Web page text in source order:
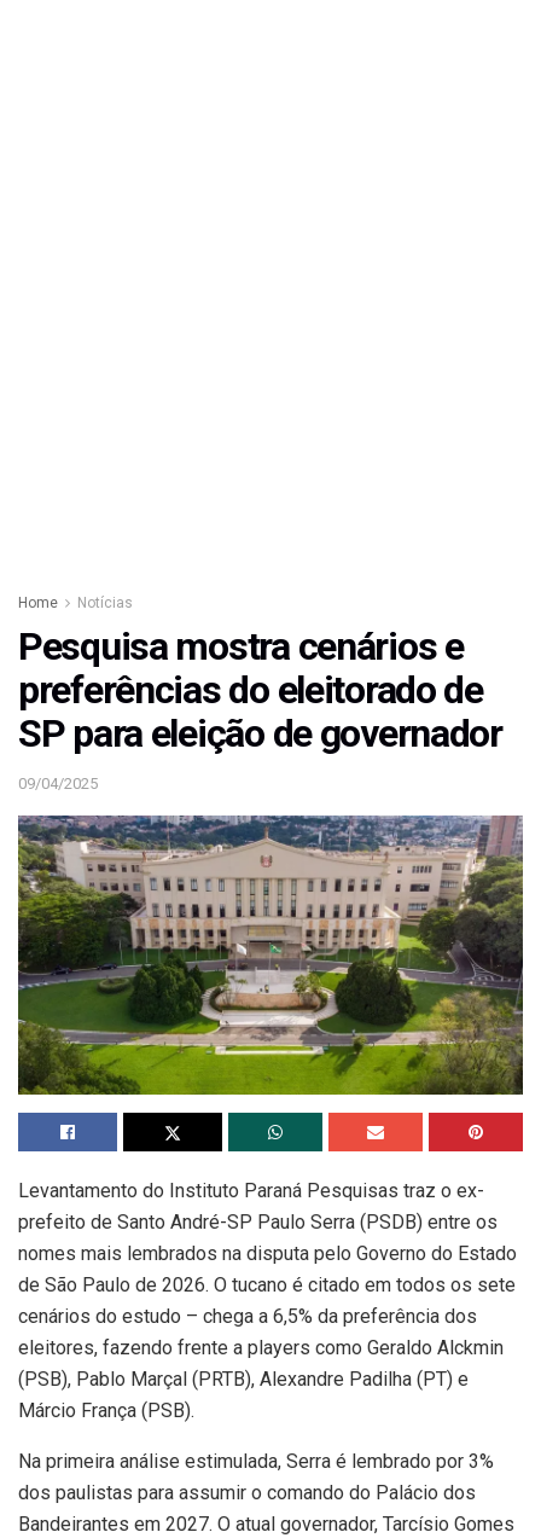
Home Notícias
Pesquisa mostra cenários e
preferências do eleitorado de
SP para eleição de governador
09/04/2025
Levantamento do Instituto Paraná Pesquisas traz o ex-
prefeito de Santo André-SP Paulo Serra (PSDB) entre os
nomes mais lembrados na disputa pelo Governo do Estado
de São Paulo de 2026. O tucano é citado em todos os sete
cenários do estudo – chega a 6,5% da preferência dos
eleitores, fazendo frente a players como Geraldo Alckmin
(PSB), Pablo Marçal (PRTB), Alexandre Padilha (PT) e
Márcio França (PSB).
Na primeira análise estimulada, Serra é lembrado por 3%
dos paulistas para assumir o comando do Palácio dos
Bandeirantes em 2027. O atual governador, Tarcísio Gomes